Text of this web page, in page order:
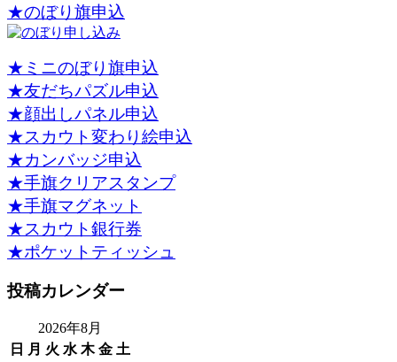
★のぼり旗申込
★ミニのぼり旗申込
★友だちパズル申込
★顔出しパネル申込
★スカウト変わり絵申込
★カンバッジ申込
★手旗クリアスタンプ
★手旗マグネット
★スカウト銀行券
★ポケットティッシュ
投稿カレンダー
2026年8月
日
月 火 水 木 金 土